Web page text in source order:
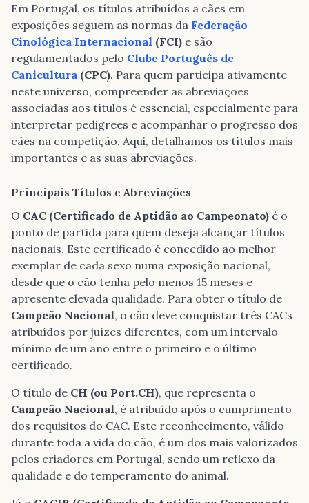
Em Portugal, os títulos atribuídos a cães em
exposições seguem as normas da Federação
Cinológica Internacional (FCI) e são
regulamentados pelo Clube Português de
Canicultura (CPC). Para quem participa ativamente
neste universo, compreender as abreviações
associadas aos títulos é essencial, especialmente para
interpretar pedigrees e acompanhar o progresso dos
cães na competição. Aqui, detalhamos os títulos mais
importantes e as suas abreviações.
Principais Títulos e Abreviações
O CAC (Certificado de Aptidão ao Campeonato) é o
ponto de partida para quem deseja alcançar títulos
nacionais. Este certificado é concedido ao melhor
exemplar de cada sexo numa exposição nacional,
desde que o cão tenha pelo menos 15 meses e
apresente elevada qualidade. Para obter o título de
Campeão Nacional, o cão deve conquistar três CACs
atribuídos por juízes diferentes, com um intervalo
mínimo de um ano entre o primeiro e o último
certificado.
O título de CH (ou Port.CH), que representa o
Campeão Nacional, é atribuído após o cumprimento
dos requisitos do CAC. Este reconhecimento, válido
durante toda a vida do cão, é um dos mais valorizados
pelos criadores em Portugal, sendo um reflexo da
qualidade e do temperamento do animal.